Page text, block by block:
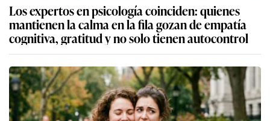
Los expertos en psicología coinciden: quienes
mantienen la calma en la fila gozan de empatía
cognitiva, gratitud y no solo tienen autocontrol